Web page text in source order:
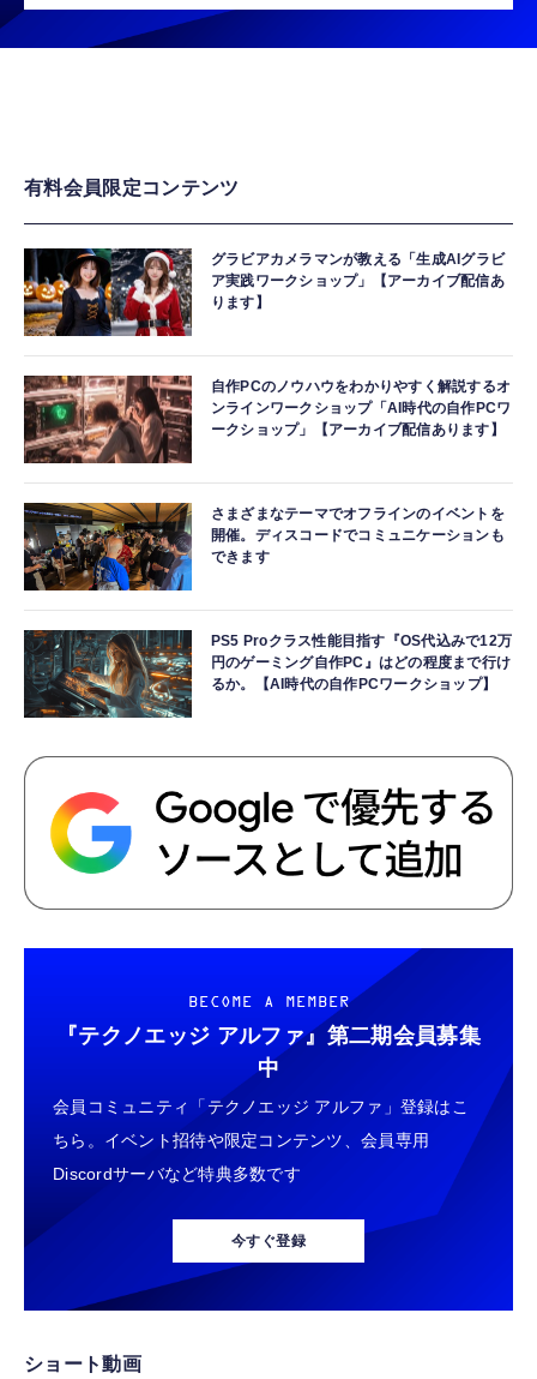
有料会員限定コンテンツ
グラビアカメラマンが教える「生成AIグラビ
ア実践ワークショップ」【アーカイブ配信あ
ります】
自作PCのノウハウをわかりやすく解説するオ
ンラインワークショップ「AI時代の自作PCワ
ークショップ」【アーカイブ配信あります】
さまざまなテーマでオフラインのイベントを
開催。ディスコードでコミュニケーションも
できます
PS5 Proクラス性能目指す『OS代込みで12万
円のゲーミング自作PC』はどの程度まで行け
るか。【AI時代の自作PCワークショップ】
BECOME A MEMBER
『テクノエッジ アルファ』 第二期会員募集
中
会員コミュニティ「テクノエッジ アルファ」登録はこ
ちら。イベント招待や限定コンテンツ、会員専用
Discordサーバなど特典多数です
今すぐ登録
ショート動画